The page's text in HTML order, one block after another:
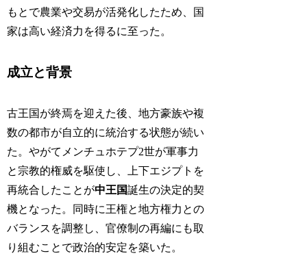
もとで農業や交易が活発化したため、国
家は高い経済力を得るに至った。
成立と背景
古王国が終焉を迎えた後、地方豪族や複
数の都市が自立的に統治する状態が続い
た。やがてメンチュホテプ2世が軍事力
と宗教的権威を駆使し、上下エジプトを
再統合したことが中王国誕生の決定的契
機となった。同時に王権と地方権力との
バランスを調整し、官僚制の再編にも取
り組むことで政治的安定を築いた。